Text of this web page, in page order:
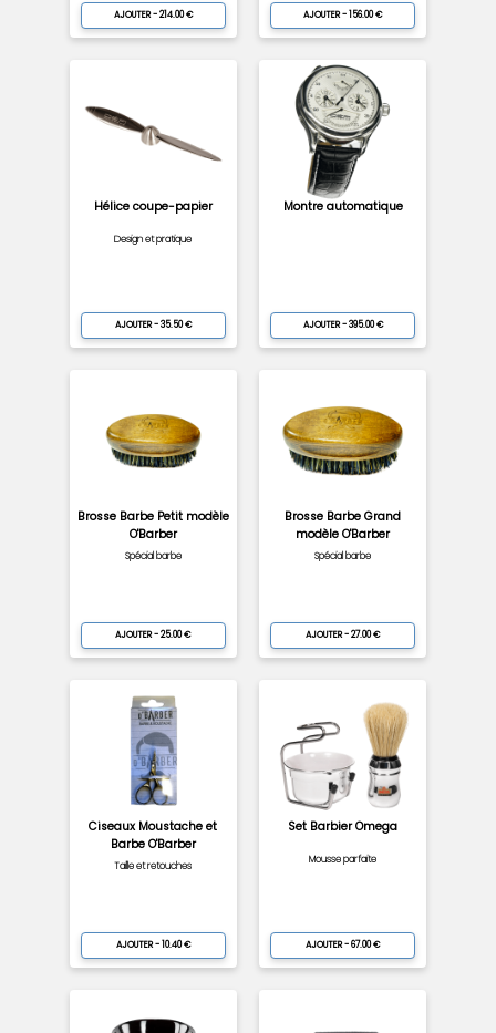
AJOUTER - 214.00 € AJOUTER - 156.00 €
Hélice coupe-papier
Design et pratique
AJOUTER - 35.50 €
Montre automatique
AJOUTER - 395.00 €
Brosse Barbe Petit modèle
O'Barber
Spécial barbe
AJOUTER - 25.00 €
Brosse Barbe Grand
modèle O'Barber
Spécial barbe
AJOUTER - 27.00 €
Ciseaux Moustache et
Barbe O'Barber
Taille et retouches
AJOUTER - 10.40 €
Set Barbier Omega
Mousse parfaite
AJOUTER - 67.00 €